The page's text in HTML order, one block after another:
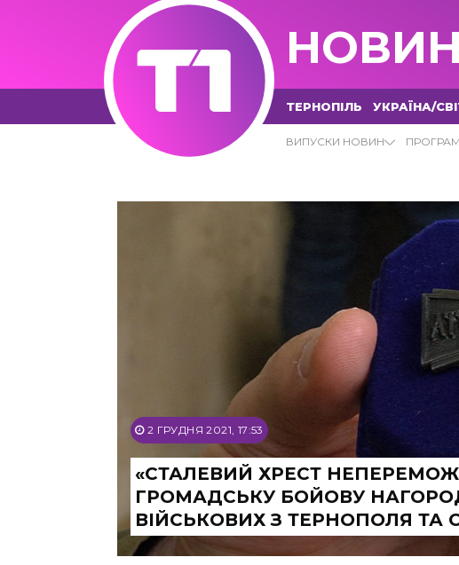
ТЕРНОПІЛЬ УКРАЇНА/
ВИПУСКИ НОВИН
02.12.2021 - Т1 НОВИНИ
2 ГРУДНЯ 2021, 17:53
«СТАЛЕВИЙ ХРЕСТ
ГРОМАДСЬКУ БОЙОВУ
ВІЙСЬКОВИХ З ТЕРНОПОЛЯ ТА